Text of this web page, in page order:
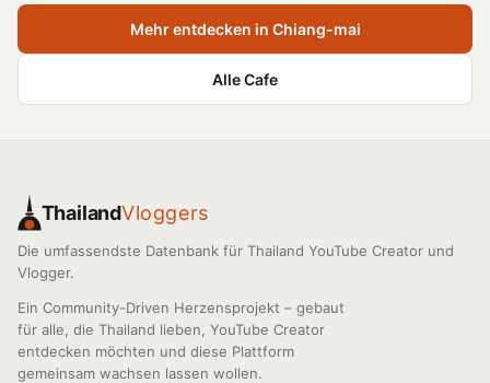
Mehr entdecken in Chiang-mai
Alle Cafe
ThailandVloggers
Die umfassendste Datenbank für Thailand YouTube Creator und
Vlogger.
Ein Community-Driven Herzensprojekt – gebaut
für alle, die Thailand lieben, YouTube Creator
entdecken möchten und diese Plattform
gemeinsam wachsen lassen wollen.